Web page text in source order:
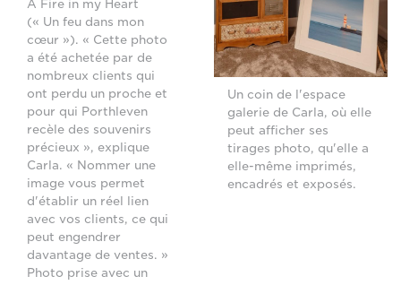
A Fire in my Heart
(« Un feu dans mon
cœur »). « Cette photo
a été achetée par de
nombreux clients qui
ont perdu un proche et
pour qui Porthleven
recèle des souvenirs
précieux », explique
Carla. « Nommer une
image vous permet
d'établir un réel lien
avec vos clients, ce qui
peut engendrer
davantage de ventes. »
Photo prise avec un
Un coin de l'espace
galerie de Carla, où elle
peut afficher ses
tirages photo, qu'elle a
elle-même imprimés,
encadrés et exposés.